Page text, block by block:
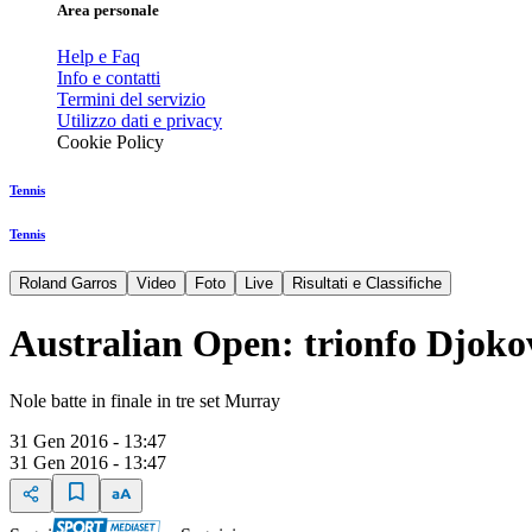
Area personale
Help e Faq
Info e contatti
Termini del servizio
Utilizzo dati e privacy
Cookie Policy
Tennis
Tennis
Roland Garros Video Foto Live Risultati e Classifiche
Australian Open: trionfo
Nole batte in finale in tre set Murray
31 Gen 2016 - 13:47
31 Gen 2016 - 13:47